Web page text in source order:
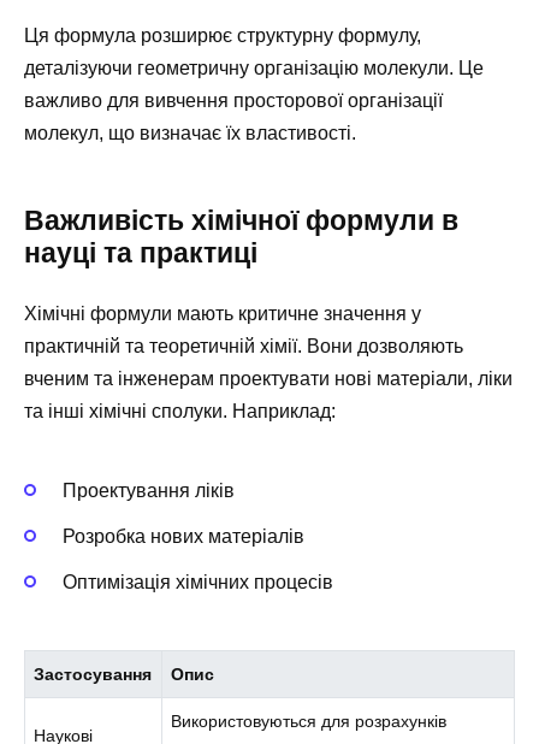
Ця формула розширює структурну формулу,
деталізуючи геометричну організацію молекули. Це
важливо для вивчення просторової організації
молекул, що визначає їх властивості.
Важливість хімічної формули в
науці та практиці
Хімічні формули мають критичне значення у
практичній та теоретичній хімії. Вони дозволяють
вченим та інженерам проектувати нові матеріали, ліки
та інші хімічні сполуки. Наприклад:
Проектування ліків
Розробка нових матеріалів
Оптимізація хімічних процесів
Застосування Опис
Наукові
Використовуються для розрахунків